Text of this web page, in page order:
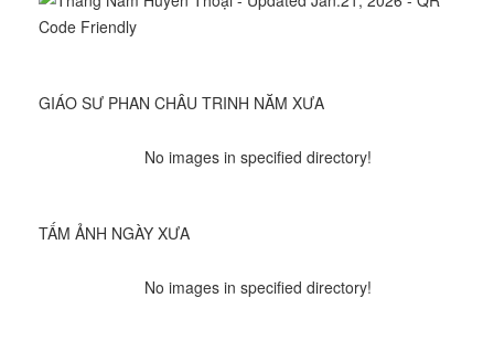
GIÁO SƯ PHAN CHÂU TRINH NĂM XƯA
No images in specified directory!
TẤM ẢNH NGÀY XƯA
No images in specified directory!